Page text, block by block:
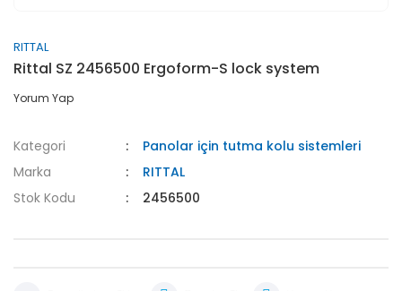
RITTAL
Rittal SZ 2456500 Ergoform-S lock system
Yorum Yap
Kategori
Panolar için tutma kolu sistemleri
Marka
RITTAL
Stok Kodu
2456500